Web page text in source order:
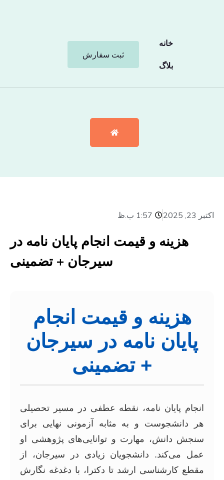
خانه
بلاگ
ثبت سفارش
اکتبر 23, 2025 1:57 ب.ظ
هزینه و قیمت انجام پایان نامه در
سیرجان + تضمینی
هزینه و قیمت انجام
پایان نامه در سیرجان
+ تضمینی
انجام پایان نامه، نقطه عطفی در مسیر تحصیلی
هر دانشجوست و به مثابه آزمونی نهایی برای
سنجش دانش، مهارت و توانایی‌های پژوهشی او
عمل می‌کند. دانشجویان زیادی در سیرجان، از
مقطع کارشناسی ارشد تا دکترا، با دغدغه نگارش